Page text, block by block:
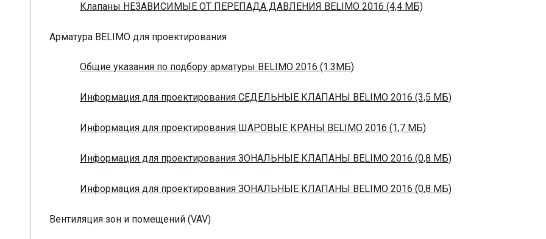
Клапаны НЕЗАВИСИМЫЕ ОТ ПЕРЕПАДА ДАВЛЕНИЯ BELIMO 2016 (4,4 МБ)
Арматура BELIMO для проектирования
Общие указания по подбору арматуры BELIMO 2016 (1.3МБ)
Информация для проектирования СЕДЕЛЬНЫЕ КЛАПАНЫ BELIMO 2016 (3,5 МБ)
Информация для проектирования ШАРОВЫЕ КРАНЫ BELIMO 2016 (1,7 МБ)
Информация для проектирования ЗОНАЛЬНЫЕ КЛАПАНЫ BELIMO 2016 (0,8 МБ)
Информация для проектирования ЗОНАЛЬНЫЕ КЛАПАНЫ BELIMO 2016 (0,8 МБ)
Вентиляция зон и помещений (VAV)